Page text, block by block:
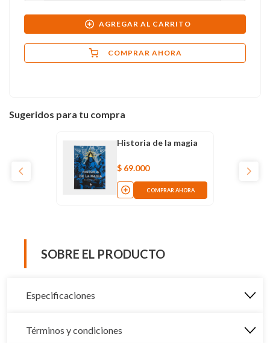
AGREGAR AL CARRITO
COMPRAR AHORA
Sugeridos para tu compra
Historia de la magia
$ 69.000
COMPRAR AHORA
SOBRE EL PRODUCTO
Especificaciones
Términos y condiciones